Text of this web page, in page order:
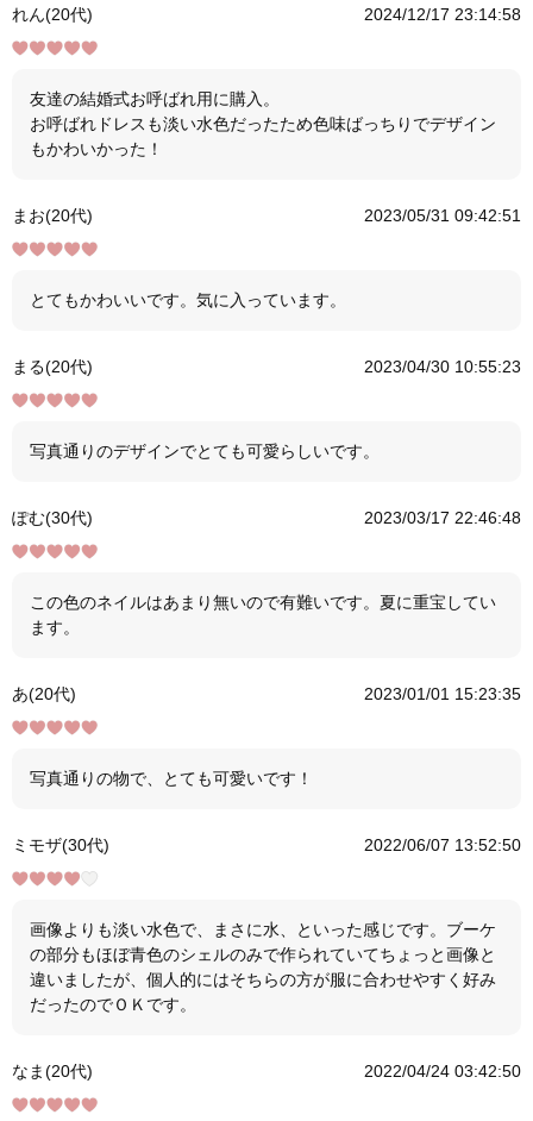
れん(20代) 2024/12/17 23:14:58
友達の結婚式お呼ばれ用に購入。
お呼ばれドレスも淡い水色だったため色味ばっちりでデザイン
もかわいかった！
まお(20代) 2023/05/31 09:42:51
とてもかわいいです。気に入っています。
まる(20代) 2023/04/30 10:55:23
写真通りのデザインでとても可愛らしいです。
ぽむ(30代) 2023/03/17 22:46:48
この色のネイルはあまり無いので有難いです。夏に重宝してい
ます。
あ(20代) 2023/01/01 15:23:35
写真通りの物で、とても可愛いです！
ミモザ(30代) 2022/06/07 13:52:50
画像よりも淡い水色で、まさに水、といった感じです。ブーケ
の部分もほぼ青色のシェルのみで作られていてちょっと画像と
違いましたが、個人的にはそちらの方が服に合わせやすく好み
だったのでＯＫです。
なま(20代) 2022/04/24 03:42:50